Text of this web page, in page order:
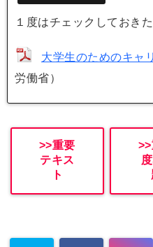
１度はチェックしておき
大学生のためのキャ
労働省）
>>重要
テキス
ト